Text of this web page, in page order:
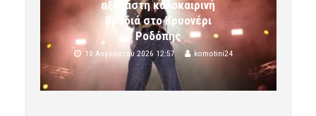
αξέχαστη καλοκαιρινή
βραδιά στο Κρυονέρι
Ροδόπης
10 Αυγούστου 2026 12:57 komotini24